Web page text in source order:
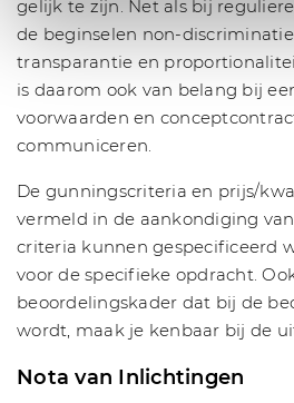
gelijk te zijn. Net als bij
de beginselen non-
transparantie en
is daarom ook van belang bij
voorwaarden en
communiceren.
De gunningscriteria en prijs/
vermeld in de aankondiging van
criteria kunnen gespecificeerd
voor de specifieke opdracht.
beoordelingskader dat bij de
wordt, maak je kenbaar bij de
Nota van Inlichtingen